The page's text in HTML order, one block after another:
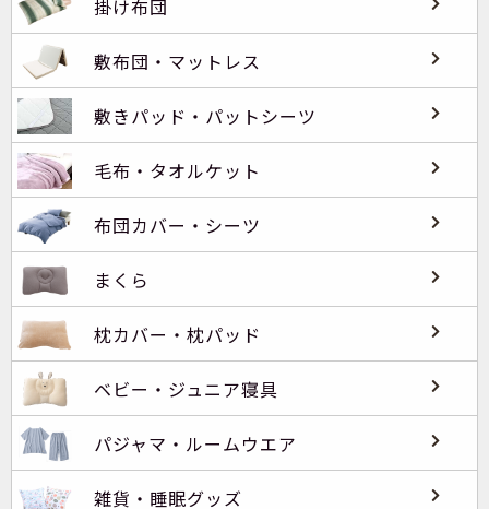
掛け布団
敷布団・マットレス
敷きパッド・パットシーツ
毛布・タオルケット
布団カバー・シーツ
まくら
枕カバー・枕パッド
ベビー・ジュニア寝具
パジャマ・ルームウエア
雑貨・睡眠グッズ